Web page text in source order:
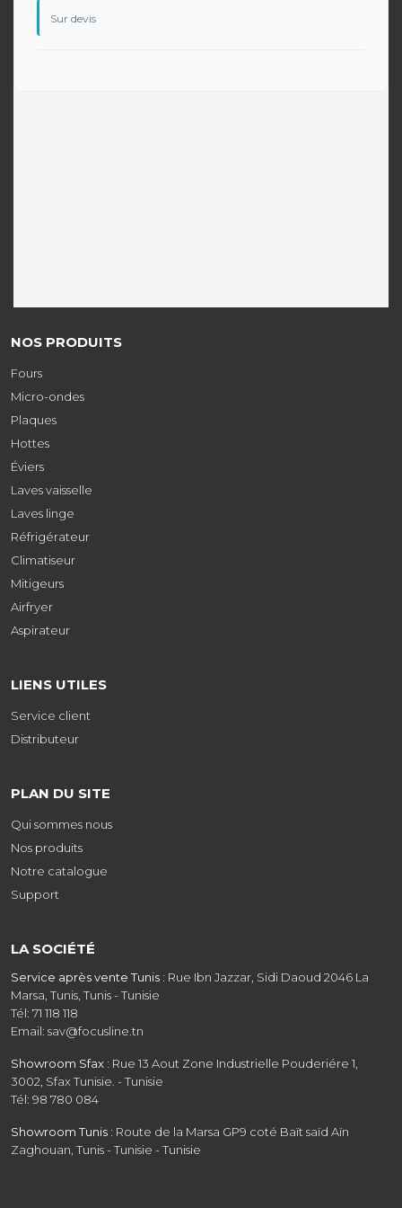
Sur devis
NOS PRODUITS
Fours
Micro-ondes
Plaques
Hottes
Éviers
Laves vaisselle
Laves linge
Réfrigérateur
Climatiseur
Mitigeurs
Airfryer
Aspirateur
LIENS UTILES
Service client
Distributeur
PLAN DU SITE
Qui sommes nous
Nos produits
Notre catalogue
Support
LA SOCIÉTÉ
Service après vente Tunis : Rue Ibn Jazzar, Sidi Daoud 2046 La
Marsa, Tunis, Tunis - Tunisie
Tél: 71 118 118
Email: sav@focusline.tn
Showroom Sfax : Rue 13 Aout Zone Industrielle Pouderiére 1,
3002, Sfax Tunisie. - Tunisie
Tél: 98 780 084
Showroom Tunis : Route de la Marsa GP9 coté Baït saïd Aïn
Zaghouan, Tunis - Tunisie - Tunisie